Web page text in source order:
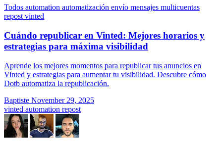
Todos automation automatización envío mensajes multicuentas
repost vinted
Cuándo republicar en Vinted: Mejores horarios y
estrategias para máxima visibilidad
Aprende los mejores momentos para republicar tus anuncios en
Vinted y estrategias para aumentar tu visibilidad. Descubre cómo
Dotb automatiza la republicación.
Baptiste November 29, 2025
vinted automation repost